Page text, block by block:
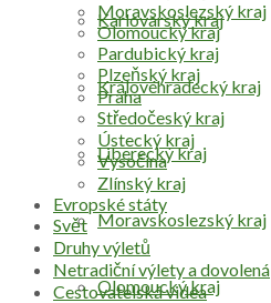
Karlovarský kraj
Královéhradecký kraj
Liberecký kraj
Moravskoslezský kraj
Olomoucký kraj
Moravskoslezský kraj
Olomoucký kraj
Pardubický kraj
Plzeňský kraj
Praha
Středočeský kraj
Ústecký kraj
Vysočina
Zlínský kraj
Evropské státy
Svět
Druhy výletů
Netradiční výlety a dovolená
Cestovatelská videa